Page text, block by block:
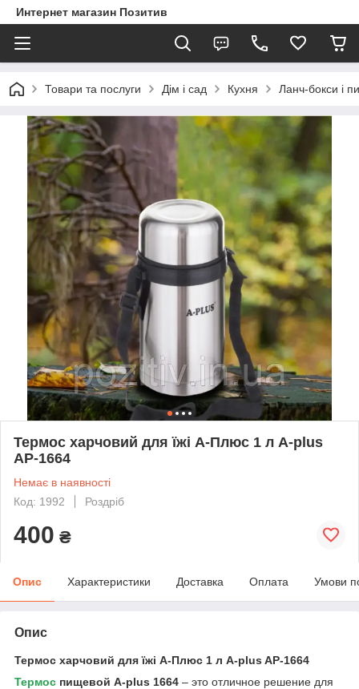
Интернет магазин Позитив
Товари та послуги Дім і сад Кухня Ланч-бокси і
Термос харчовий для їжі А-Плюс 1 л A-plus
AP-1664
Немає в наявності
Код: 1992
Роздріб
400 ₴
Опис Характеристики Доставка Оплата Умови
Опис
Термос харчовий для їжі А-Плюс 1 л A-plus AP-1664
Термос пищевой A-plus 1664 – это отличное решение для